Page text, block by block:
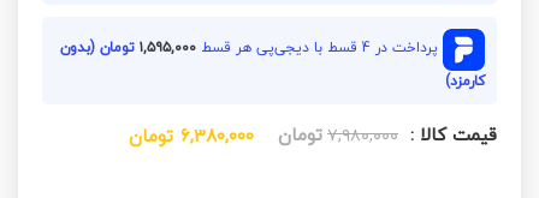
پرداخت در 4 قسط با دیجی‌پی هر قسط ۱,۵۹۵,۰۰۰تومان (بدون
کارمزد)
قیمت کالا : ۷,۹۸۰,۰۰۰تومان ۶,۳۸۰,۰۰۰ تومان